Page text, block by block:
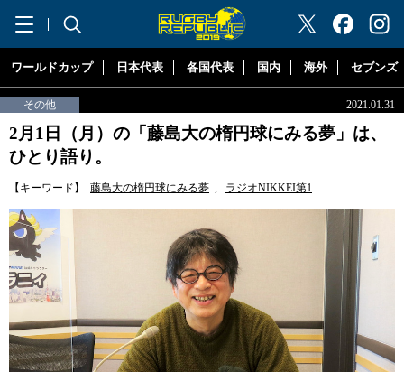
"ラグビーリパブリック"
ワールドカップ 日本代表 各国代表 国内 海外 セブンズ
その他 2021.01.31
2月1日（月）の「藤島大の楕円球にみる夢」は、
ひとり語り。
【キーワード】 藤島大の楕円球にみる夢 , ラジオNIKKEI第1